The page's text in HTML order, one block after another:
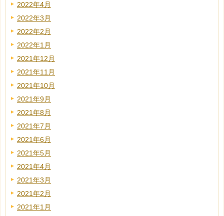
2022年4月
2022年3月
2022年2月
2022年1月
2021年12月
2021年11月
2021年10月
2021年9月
2021年8月
2021年7月
2021年6月
2021年5月
2021年4月
2021年3月
2021年2月
2021年1月